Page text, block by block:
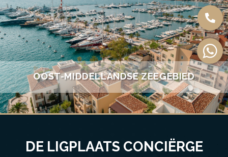
OOST-MIDDELLANDSE ZEEGEBIED
DE LIGPLAATS CONCIËRGE